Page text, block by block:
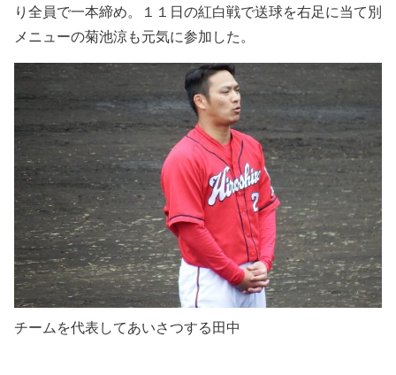
り全員で一本締め。１１日の紅白戦で送球を右足に当て別
メニューの菊池涼も元気に参加した。
チームを代表してあいさつする田中